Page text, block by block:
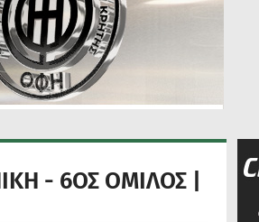
- 6ΟΣ ΟΜΙΛΟΣ |